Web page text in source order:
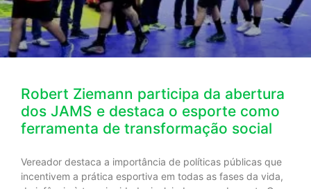
Robert Ziemann participa da abertura
dos JAMS e destaca o esporte como
ferramenta de transformação social
Vereador destaca a importância de políticas públicas que
incentivem a prática esportiva em todas as fases da vida,